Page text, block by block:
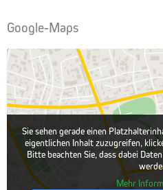
Google-Maps
Sie sehen gerade einen
eigentlichen Inhalt zuzugreifen,
Bitte beachten Sie, dass dabei
Mehr